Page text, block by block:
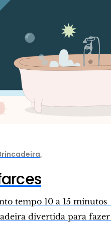
tempo 10 a 15 minutos
divertida para